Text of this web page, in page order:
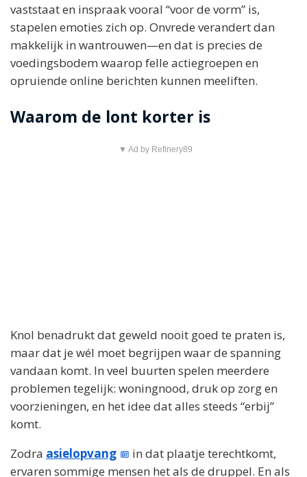
vaststaat en inspraak vooral “voor de vorm” is,
stapelen emoties zich op. Onvrede verandert dan
makkelijk in wantrouwen—en dat is precies de
voedingsbodem waarop felle actiegroepen en
opruiende online berichten kunnen meeliften.
Waarom de lont korter is
▼ Ad by Refinery89
Knol benadrukt dat geweld nooit goed te praten is,
maar dat je wél moet begrijpen waar de spanning
vandaan komt. In veel buurten spelen meerdere
problemen tegelijk: woningnood, druk op zorg en
voorzieningen, en het idee dat alles steeds “erbij”
komt.
Zodra asielopvang
in dat plaatje terechtkomt,
ervaren sommige mensen het als de druppel. En als